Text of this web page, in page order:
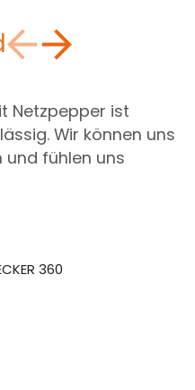
Netzpepper ist
Wir können uns
fühlen uns
360